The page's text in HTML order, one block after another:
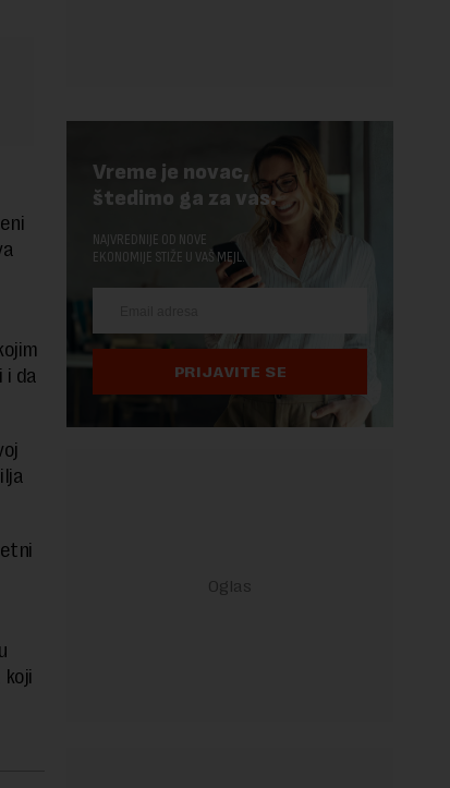
i da
Vreme je novac,
štedimo ga za vas.
NAJVREDNIJE OD NOVE
EKONOMIJE STIŽE U VAŠ MEJL.
PRIJAVITE SE